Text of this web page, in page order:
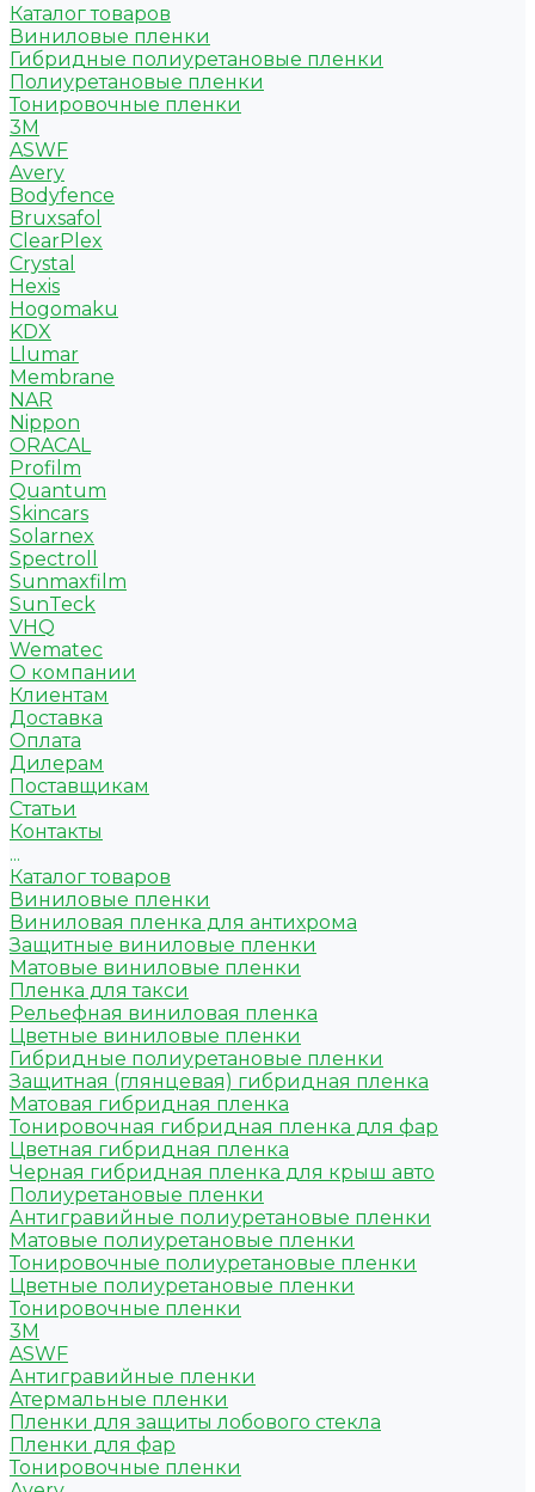
Каталог товаров
Виниловые пленки
Гибридные полиуретановые пленки
Полиуретановые пленки
Тонировочные пленки
3M
ASWF
Avery
Bodyfence
Bruxsafol
ClearPlex
Crystal
Hexis
Hogomaku
KDX
Llumar
Membrane
NAR
Nippon
ORACAL
Profilm
Quantum
Skincars
Solarnex
Spectroll
Sunmaxfilm
SunTeck
VHQ
Wematec
О компании
Клиентам
Доставка
Оплата
Дилерам
Поставщикам
Статьи
Контакты
...
Каталог товаров
Виниловые пленки
Виниловая пленка для антихрома
Защитные виниловые пленки
Матовые виниловые пленки
Пленка для такси
Рельефная виниловая пленка
Цветные виниловые пленки
Гибридные полиуретановые пленки
Защитная (глянцевая) гибридная пленка
Матовая гибридная пленка
Тонировочная гибридная пленка для фар
Цветная гибридная пленка
Черная гибридная пленка для крыш авто
Полиуретановые пленки
Антигравийные полиуретановые пленки
Матовые полиуретановые пленки
Тонировочные полиуретановые пленки
Цветные полиуретановые пленки
Тонировочные пленки
3M
ASWF
Антигравийные пленки
Атермальные пленки
Пленки для защиты лобового стекла
Пленки для фар
Тонировочные пленки